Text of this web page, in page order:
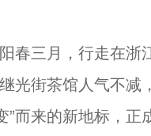
三月，行走在浙
光街茶馆人气不减
而来的新地标，正